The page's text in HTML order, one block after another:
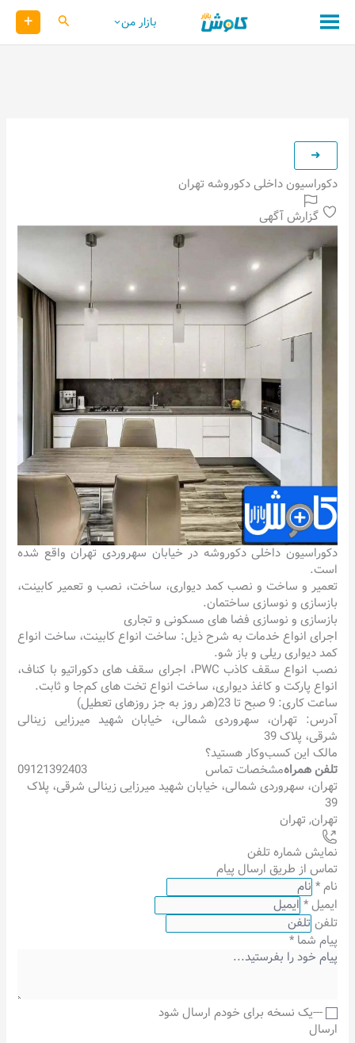
محتوا
بازار من کاوش +
دکوراسیون داخلی دکوروشه تهران
گزارش آگهی
دکوراسیون داخلی دکوروشه در خیابان سهروردی تهران واقع شده
است.
تعمیر و ساخت و نصب کمد دیواری، ساخت، نصب و تعمیر کابینت،
بازسازی و نوسازی ساختمان.
بازسازی و نوسازی فضا های مسکونی و تجاری
اجرای انواع خدمات به شرح ذیل: ساخت انواع کابینت، ساخت انواع
کمد دیواری ریلی و باز شو.
نصب انواع سقف کاذب PWC، اجرای سقف های دکوراتیو با کناف،
انواع پارکت و کاغذ دیواری، ساخت انواع تخت های کم‌جا و ثابت.
ساعت کاری: 9 صبح تا 23(هر روز به جز روزهای تعطیل)
آدرس: تهران، سهروردی شمالی، خیابان شهید میرزایی زینالی
شرقی، پلاک 39
مالک این کسب‌وکار هستید؟
تلفن همراه
09121392403
مشخصات تماس
تهران، سهروردی شمالی، خیابان شهید میرزایی زینالی شرقی، پلاک
39
تهران,تهران
نمایش شماره تلفن
تماس از طریق ارسال پیام
نام*
ایمیل*
تلفن
پیام شما*
---یک نسخه برای خودم ارسال شود
ارسال